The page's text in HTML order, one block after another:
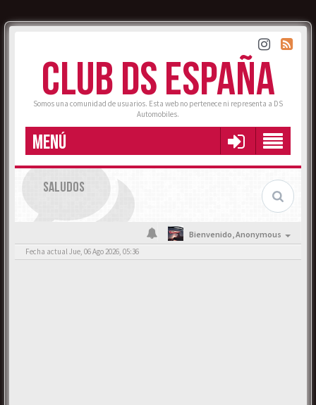
CLUB DS ESPAÑA
Somos una comunidad de usuarios. Esta web no pertenece ni representa a DS
Automobiles.
MENÚ
SALUDOS
Bienvenido,Anonymous
Fecha actual Jue, 06 Ago 2026, 05:36